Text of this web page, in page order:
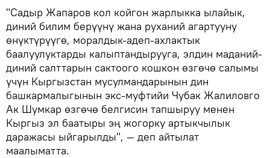
"Садыр Жапаров кол койгон жарлыкка ылайык,
диний билим берүүнү жана руханий агартууну
өнүктүрүүгө, моралдык-адеп-ахлактык
баалуулуктарды калыптандырууга, элдин маданий-
диний салттарын сактоого кошкон өзгөчө салымы
үчүн Кыргызстан мусулмандарынын дин
башкармалыгынын экс-муфтийи Чубак Жалиловго
Ак Шумкар өзгөчө белгисин тапшыруу менен
Кыргыз эл баатыры эң жогорку артыкчылык
даражасы ыйгарылды", — деп айтылат
маалыматта.